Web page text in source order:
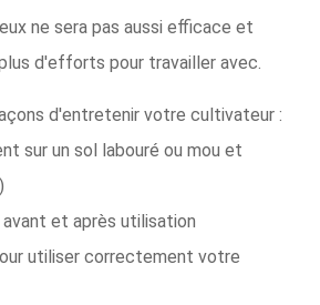
ne sera pas aussi efficace et
d'efforts pour travailler avec.
d'entretenir votre cultivateur :
sur un sol labouré ou mou et
et après utilisation
utiliser correctement votre